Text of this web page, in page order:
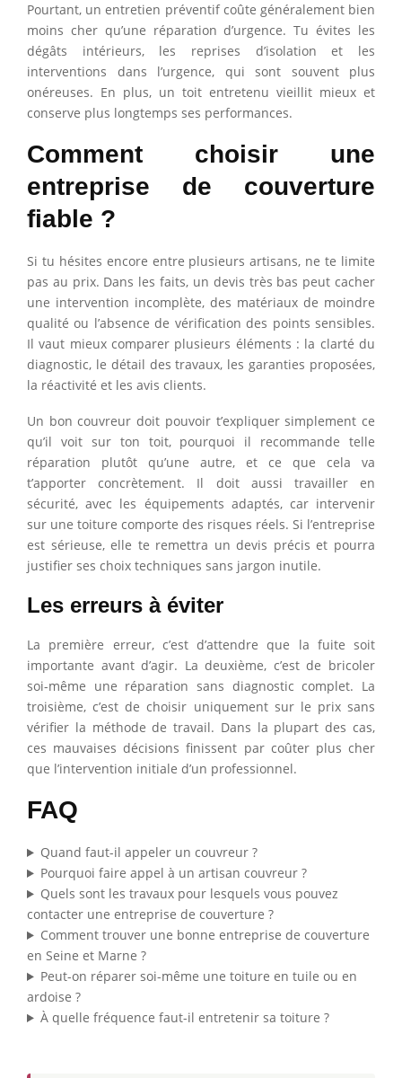
Pourtant, un entretien préventif coûte généralement bien
moins cher qu’une réparation d’urgence. Tu évites les
dégâts intérieurs, les reprises d’isolation et les
interventions dans l’urgence, qui sont souvent plus
onéreuses. En plus, un toit entretenu vieillit mieux et
conserve plus longtemps ses performances.
Comment choisir une
entreprise de couverture
fiable ?
Si tu hésites encore entre plusieurs artisans, ne te limite
pas au prix. Dans les faits, un devis très bas peut cacher
une intervention incomplète, des matériaux de moindre
qualité ou l’absence de vérification des points sensibles.
Il vaut mieux comparer plusieurs éléments : la clarté du
diagnostic, le détail des travaux, les garanties proposées,
la réactivité et les avis clients.
Un bon couvreur doit pouvoir t’expliquer simplement ce
qu’il voit sur ton toit, pourquoi il recommande telle
réparation plutôt qu’une autre, et ce que cela va
t’apporter concrètement. Il doit aussi travailler en
sécurité, avec les équipements adaptés, car intervenir
sur une toiture comporte des risques réels. Si l’entreprise
est sérieuse, elle te remettra un devis précis et pourra
justifier ses choix techniques sans jargon inutile.
Les erreurs à éviter
La première erreur, c’est d’attendre que la fuite soit
importante avant d’agir. La deuxième, c’est de bricoler
soi-même une réparation sans diagnostic complet. La
troisième, c’est de choisir uniquement sur le prix sans
vérifier la méthode de travail. Dans la plupart des cas,
ces mauvaises décisions finissent par coûter plus cher
que l’intervention initiale d’un professionnel.
FAQ
Quand faut-il appeler un couvreur ?
Pourquoi faire appel à un artisan couvreur ?
Quels sont les travaux pour lesquels vous pouvez
contacter une entreprise de couverture ?
Comment trouver une bonne entreprise de couverture
en Seine et Marne ?
Peut-on réparer soi-même une toiture en tuile ou en
ardoise ?
À quelle fréquence faut-il entretenir sa toiture ?